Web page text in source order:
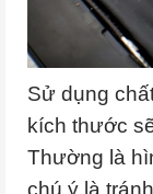
Sử dụng
kích thước
Thường là
chú ý là